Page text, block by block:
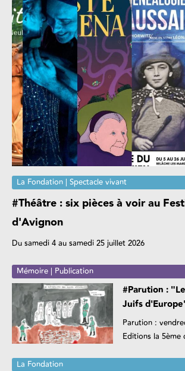
La Fondation | Spectacle vivant
#Théâtre : six pièces à voir au
d'Avignon
Du samedi 4 au samedi 25 juillet 2026
Mémoire | Publication
#Parution :
Juifs
Parution :
Editions la 5ème
La Fondation